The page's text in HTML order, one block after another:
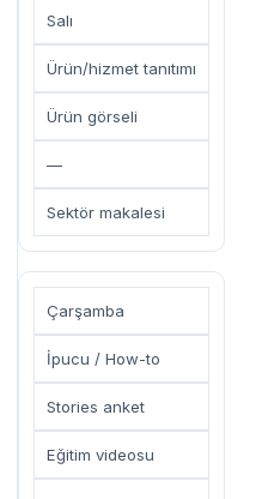
Salı
Ürün/hizmet tanıtımı
Ürün görseli
—
Sektör makalesi
Çarşamba
İpucu / How-to
Stories anket
Eğitim videosu